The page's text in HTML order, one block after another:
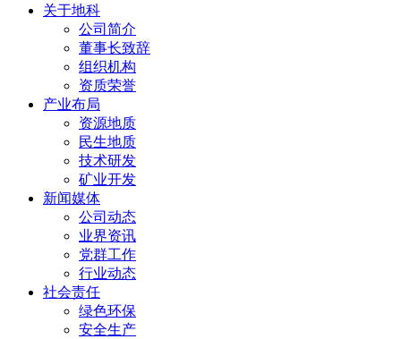
关于地科
公司简介
董事长致辞
组织机构
资质荣誉
产业布局
资源地质
民生地质
技术研发
矿业开发
新闻媒体
公司动态
业界资讯
党群工作
行业动态
社会责任
绿色环保
安全生产